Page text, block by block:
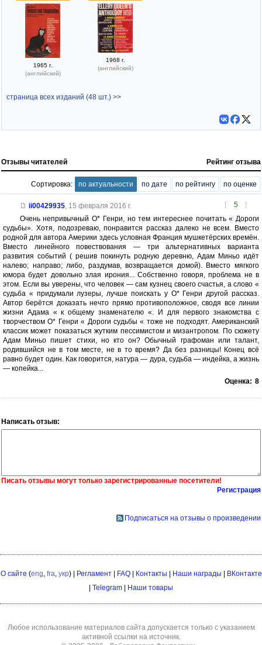
1965 г.
(английский)
1968 г.
(английский)
страница всех изданий (48 шт.) >>
Отзывы читателей Рейтинг отзыва
Сортировка: по актуальности по дате по рейтингу по оценке
[ 5 ]
ii00429935, 15 февраля 2016 г.
Очень непривычный О* Генри, но тем интереснее почитать « Дороги
судьбы». Хотя, подозреваю, понравится рассказ далеко не всем. Вместо
родной для автора Америки здесь условная Франция мушкетёрских времён.
Вместо линейного повествования — три альтернативных варианта
развития событий ( решив покинуть родную деревню, Адам Миньо идёт
налево; направо; либо, раздумав, возвращается домой). Вместо мягкого
юмора будет довольно злая ирония... Собственно говоря, проблема не в
этом. Если вы уверены, что человек — сам кузнец своего счастья, а слово «
судьба « придумали лузеры, лучше поискать у О* Генри другой рассказ.
Автор берётся доказать нечто прямо противоположное, сводя все линии
жизни Адама « к общему знаменателю «. И для первого знакомства с
творчеством О* Генри « Дороги судьбы « тоже не подходят. Американский
классик может показаться жутким пессимистом и мизантропом. По сюжету
Адам Миньо пишет стихи, но кто он? Обычный графоман или талант,
родившийся не в том месте, не в то время? Да без разницы! Конец всё
равно будет один. Как говорится, натура — дура, судьба — индейка, а жизнь
— копейка...
Оценка: 8
Написать отзыв:
Писать отзывы могут только зарегистрированные посетители!
Регистрация
Подписаться на отзывы о произведении
О сайте (eng, fra, укр) | Регламент| FAQ| Контакты Наши награды
ВКонтакте
Telegram Наши товары
Любое использование материалов сайта допускается только с указанием
активной ссылки на источник.